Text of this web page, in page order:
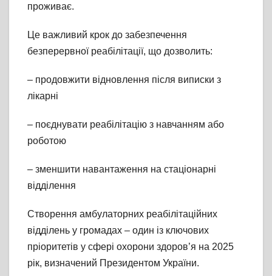
проживає.
Це важливий крок до забезпечення
безперервної реабілітації, що дозволить:
– продовжити відновлення після виписки з
лікарні
– поєднувати реабілітацію з навчанням або
роботою
– зменшити навантаження на стаціонарні
відділення
Створення амбулаторних реабілітаційних
відділень у громадах – один із ключових
пріоритетів у сфері охорони здоров’я на 2025
рік, визначений Президентом України.